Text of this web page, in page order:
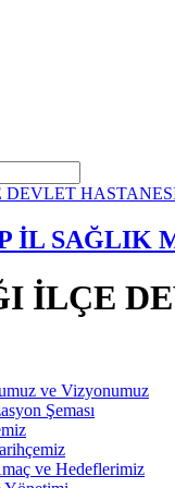
İL SAĞLIK
İLÇE
ve Vizyonumuz
Şeması
ve Hedeflerimiz